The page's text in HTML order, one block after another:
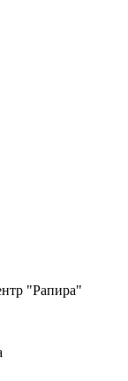
"Рапира"